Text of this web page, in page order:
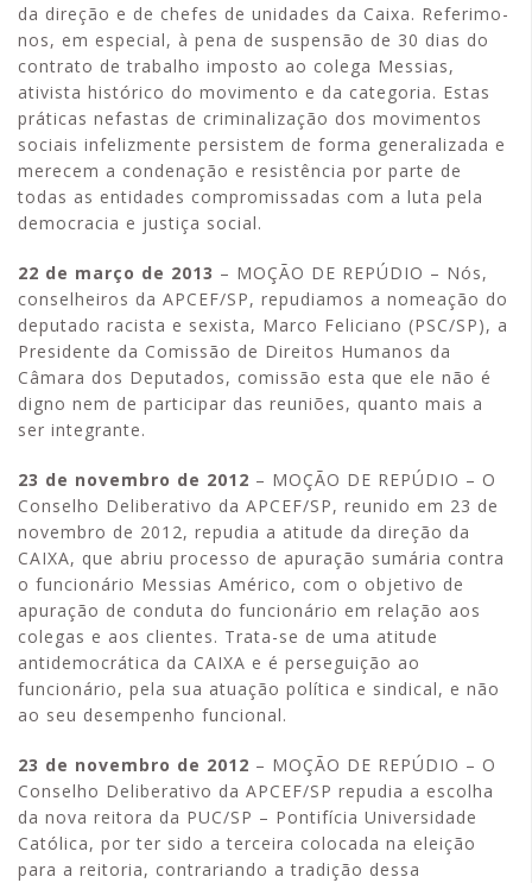
da direção e de chefes de unidades da Caixa. Referimo-
nos, em especial, à pena de suspensão de 30 dias do
contrato de trabalho imposto ao colega Messias,
ativista histórico do movimento e da categoria. Estas
práticas nefastas de criminalização dos movimentos
sociais infelizmente persistem de forma generalizada e
merecem a condenação e resistência por parte de
todas as entidades compromissadas com a luta pela
democracia e justiça social.
22 de março de 2013 – MOÇÃO DE REPÚDIO – Nós,
conselheiros da APCEF/SP, repudiamos a nomeação do
deputado racista e sexista, Marco Feliciano (PSC/SP), a
Presidente da Comissão de Direitos Humanos da
Câmara dos Deputados, comissão esta que ele não é
digno nem de participar das reuniões, quanto mais a
ser integrante.
23 de novembro de 2012 – MOÇÃO DE REPÚDIO – O
Conselho Deliberativo da APCEF/SP, reunido em 23 de
novembro de 2012, repudia a atitude da direção da
CAIXA, que abriu processo de apuração sumária contra
o funcionário Messias Américo, com o objetivo de
apuração de conduta do funcionário em relação aos
colegas e aos clientes. Trata-se de uma atitude
antidemocrática da CAIXA e é perseguição ao
funcionário, pela sua atuação política e sindical, e não
ao seu desempenho funcional.
23 de novembro de 2012 – MOÇÃO DE REPÚDIO – O
Conselho Deliberativo da APCEF/SP repudia a escolha
da nova reitora da PUC/SP – Pontifícia Universidade
Católica, por ter sido a terceira colocada na eleição
para a reitoria, contrariando a tradição dessa